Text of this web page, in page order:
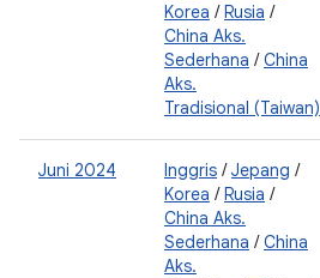
Korea /Rusia /
China Aks.
Sederhana /China
Aks.
Tradisional (Taiwan)
Juni 2024 Inggris /Jepang /
Korea /Rusia /
China Aks.
Sederhana /China
Aks.